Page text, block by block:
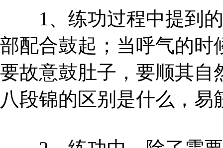
1、练功过程中提到的
部配合鼓起；当呼气的时
要故意鼓肚子，要顺其自
八段锦的区别是什么，